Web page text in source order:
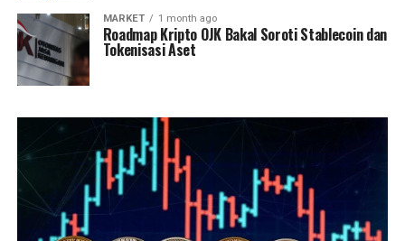
MARKET 1 month ago
Roadmap Kripto OJK Bakal Soroti Stablecoin dan
Tokenisasi Aset